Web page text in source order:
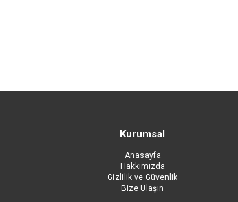
Kurumsal
Anasayfa
Hakkımızda
Gizlilik ve Güvenlik
Bize Ulaşın